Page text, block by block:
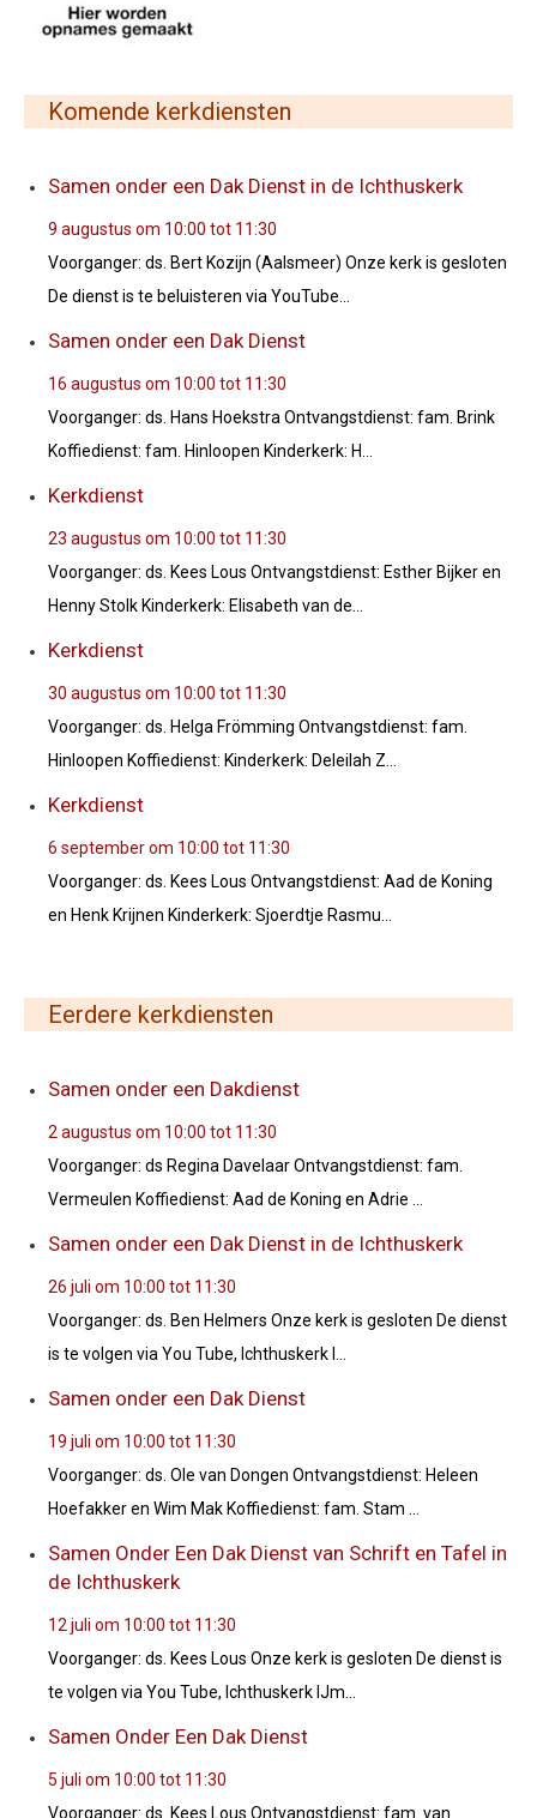
Komende kerkdiensten
Samen onder een Dak Dienst in de Ichthuskerk
9 augustus om 10:00 tot 11:30
Voorganger: ds. Bert Kozijn (Aalsmeer) Onze kerk is gesloten
De dienst is te beluisteren via YouTube...
Samen onder een Dak Dienst
16 augustus om 10:00 tot 11:30
Voorganger: ds. Hans Hoekstra Ontvangstdienst: fam. Brink
Koffiedienst: fam. Hinloopen Kinderkerk: H...
Kerkdienst
23 augustus om 10:00 tot 11:30
Voorganger: ds. Kees Lous Ontvangstdienst: Esther Bijker en
Henny Stolk Kinderkerk: Elisabeth van de...
Kerkdienst
30 augustus om 10:00 tot 11:30
Voorganger: ds. Helga Frömming Ontvangstdienst: fam.
Hinloopen Koffiedienst: Kinderkerk: Deleilah Z...
Kerkdienst
6 september om 10:00 tot 11:30
Voorganger: ds. Kees Lous Ontvangstdienst: Aad de Koning
en Henk Krijnen Kinderkerk: Sjoerdtje Rasmu...
Eerdere kerkdiensten
Samen onder een Dakdienst
2 augustus om 10:00 tot 11:30
Voorganger: ds Regina Davelaar Ontvangstdienst: fam.
Vermeulen Koffiedienst: Aad de Koning en Adrie ...
Samen onder een Dak Dienst in de Ichthuskerk
26 juli om 10:00 tot 11:30
Voorganger: ds. Ben Helmers Onze kerk is gesloten De dienst
is te volgen via You Tube, Ichthuskerk I...
Samen onder een Dak Dienst
19 juli om 10:00 tot 11:30
Voorganger: ds. Ole van Dongen Ontvangstdienst: Heleen
Hoefakker en Wim Mak Koffiedienst: fam. Stam ...
Samen Onder Een Dak Dienst van Schrift en Tafel in
de Ichthuskerk
12 juli om 10:00 tot 11:30
Voorganger: ds. Kees Lous Onze kerk is gesloten De dienst is
te volgen via You Tube, Ichthuskerk IJm...
Samen Onder Een Dak Dienst
5 juli om 10:00 tot 11:30
Voorganger: ds. Kees Lous Ontvangstdienst: fam. van